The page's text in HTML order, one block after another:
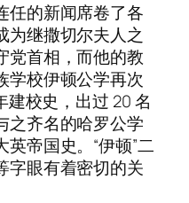
任的新闻席卷了各
为继撒切尔夫人之
党首相，而他的教
学校伊顿公学再次
校史，出过 20 名
之齐名的哈罗公学
帝国史。“伊顿”二
字眼有着密切的关